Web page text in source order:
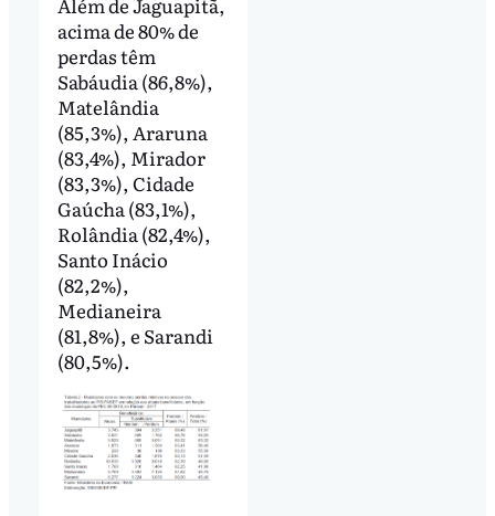
acima de 80% de
perdas têm
Sabáudia (86,8%),
Matelândia
(85,3%), Araruna
(83,4%), Mirador
(83,3%), Cidade
Gaúcha (83,1%),
Rolândia (82,4%),
Santo Inácio
(82,2%),
Medianeira
(81,8%), e Sarandi
(80,5%).